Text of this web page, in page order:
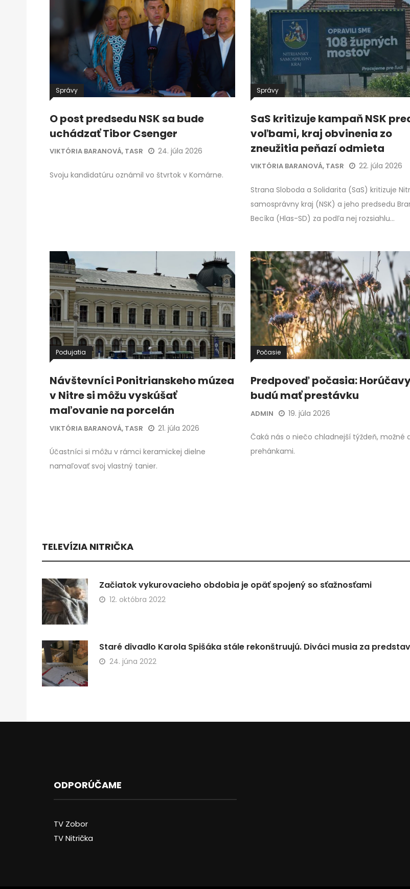
Správy
O post predsedu NSK sa bude
uchádzať Tibor Csenger
VIKTÓRIA BARANOVÁ, TASR 24. júla 2026
Svoju kandidatúru oznámil vo štvrtok v Komárne.
Správy
SaS kritizuje kampaň NSK
voľbami, kraj obvinenia zo
zneužitia peňazí odmieta
VIKTÓRIA BARANOVÁ, TASR 22. júla 2026
Strana Sloboda a Solidarita (SaS) kritizuje
samosprávny kraj (NSK) a jeho predsedu
Becíka (Hlas-SD) za podľa nej rozsiahlu…
Podujatia
Návštevníci Ponitrianskeho múzea
v Nitre si môžu vyskúšať
maľovanie na porcelán
VIKTÓRIA BARANOVÁ, TASR 21. júla 2026
Účastníci si môžu v rámci keramickej dielne
namaľovať svoj vlastný tanier.
Počasie
Predpoveď počasia:
budú mať prestávku
ADMIN 19. júla 2026
Čaká nás o niečo chladnejší týždeň, možné
prehánkami.
TELEVÍZIA NITRIČKA
Začiatok vykurovacieho obdobia je opäť spojený so sťažnosťami
12. októbra 2022
Staré divadlo Karola Spišáka stále rekonštruujú. Diváci musia za
24. júna 2022
ODPORÚČAME
TV Zobor
TV Nitrička